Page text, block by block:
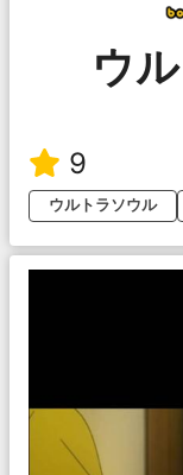
ウ
9
ウルトラソウル